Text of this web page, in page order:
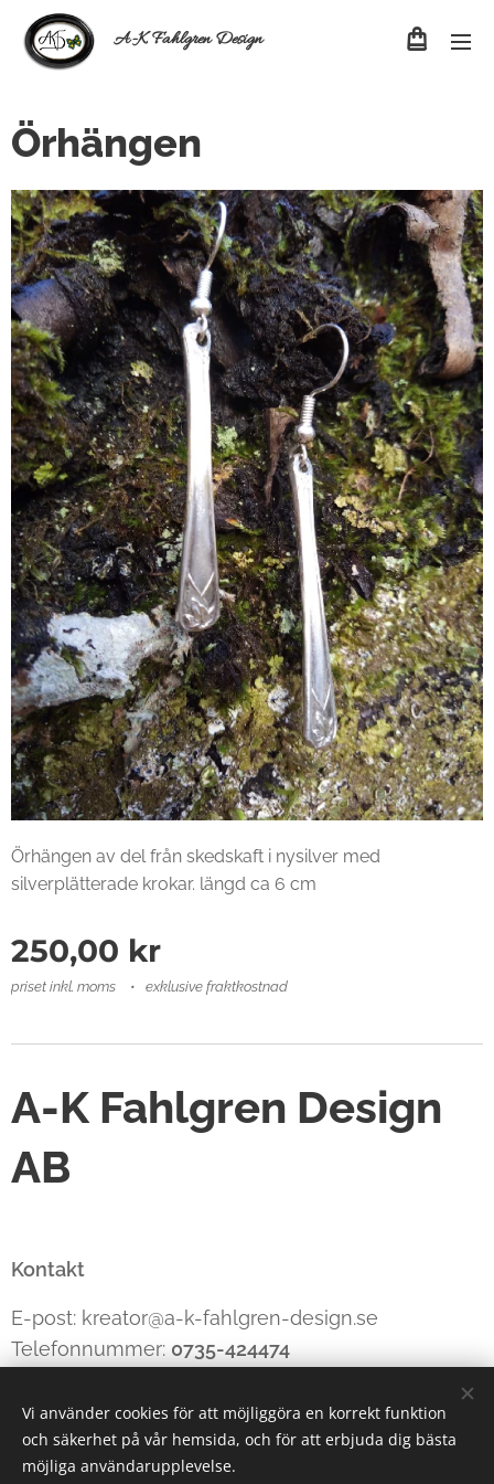
A-K Fahlgren Design
Örhängen
Örhängen av del från skedskaft i nysilver med
silverplätterade krokar. längd ca 6 cm
250,00 kr
priset inkl. moms exklusive fraktkostnad
A-K Fahlgren Design
AB
Kontakt
E-post: kreator@a-k-fahlgren-design.se
Telefonnummer: 0735-424474
Cookies
Vi använder cookies för att möjliggöra en korrekt funktion
och säkerhet på vår hemsida, och för att erbjuda dig bästa
möjliga användarupplevelse.